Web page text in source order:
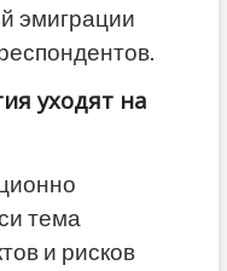
эмиграции
уходят на
тема
и рисков